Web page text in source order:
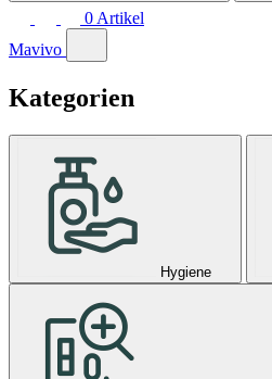
0 Artikel
Mavivo
Kategorien
Hygiene